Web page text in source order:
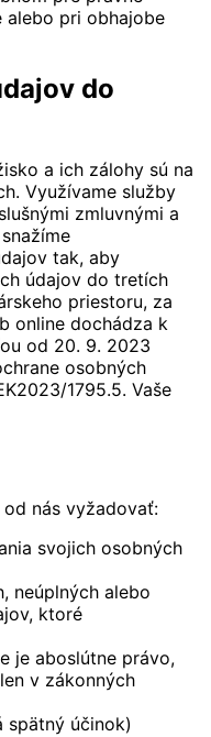
alebo pri obhajobe
do
a ich zálohy sú na
Využívame služby
zmluvnými a
tak, aby
údajov do tretích
priestoru, za
online dochádza k
od 20. 9. 2023
osobných
1795.5. Vaše
nás vyžadovať:
svojich osobných
neúplných alebo
ktoré
je aboslútne právo,
v zákonných
spätný účinok)